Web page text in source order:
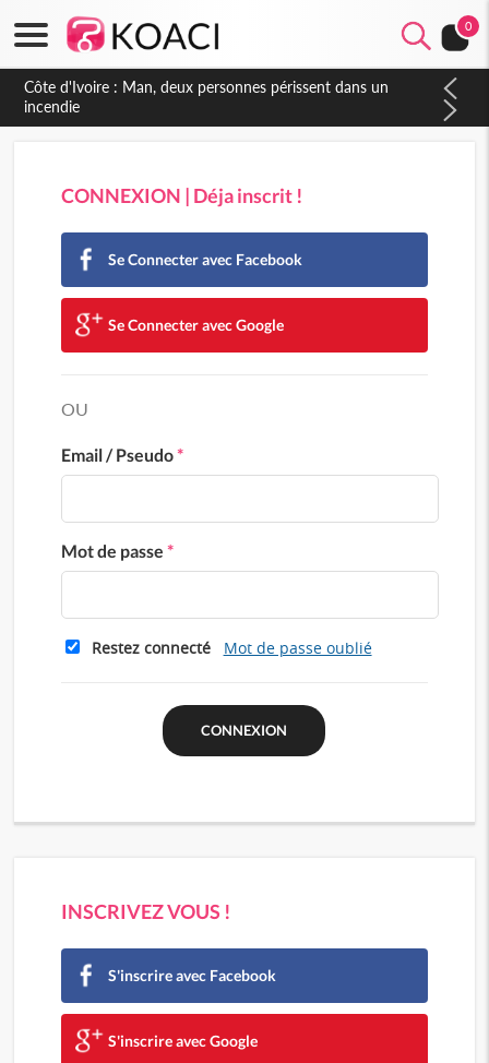
0
Côte d'Ivoire : Séileu, la célébration de la fête nationale
transformée en vaste campagne contre les produits
dépigmentants dangereux
CONNEXION | Déja inscrit !
Se Connecter avec Facebook
Se Connecter avec Google
OU
Email / Pseudo*
Mot de passe *
Restez connecté Mot de passe oublié
INSCRIVEZ VOUS !
S'inscrire avec Facebook
S'inscrire avec Google